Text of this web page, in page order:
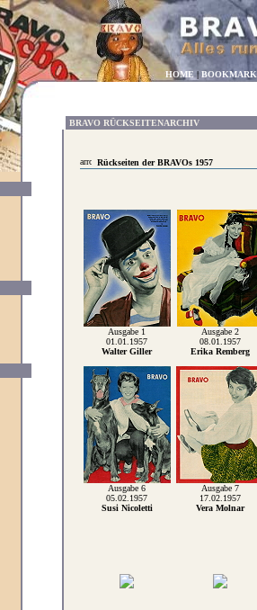
HOME | BOOKMARK
BRAVO RÜCKSEITENARCHIV
Rückseiten der BRAVOs 1957
Ausgabe 1 Ausgabe 2
01.01.1957
08.01.1957
Walter Giller
Erika Remberg
Ausgabe 6 Ausgabe 7
05.02.1957
17.02.1957
Susi Nicoletti
Vera Molnar